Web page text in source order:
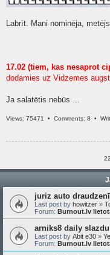
Labrīt. Mani nominēja,
17.02 (tiem, kas nesaprot
dodamies uz Vidzemes
Ja salatētis nebūs ...
Views: 75471 • Comments: 8 •
juriz auto
Last post by howitzer »
Forum: Burnout.lv
arniks8 daily
Last post by Abit e30 »
Forum: Burnout.lv